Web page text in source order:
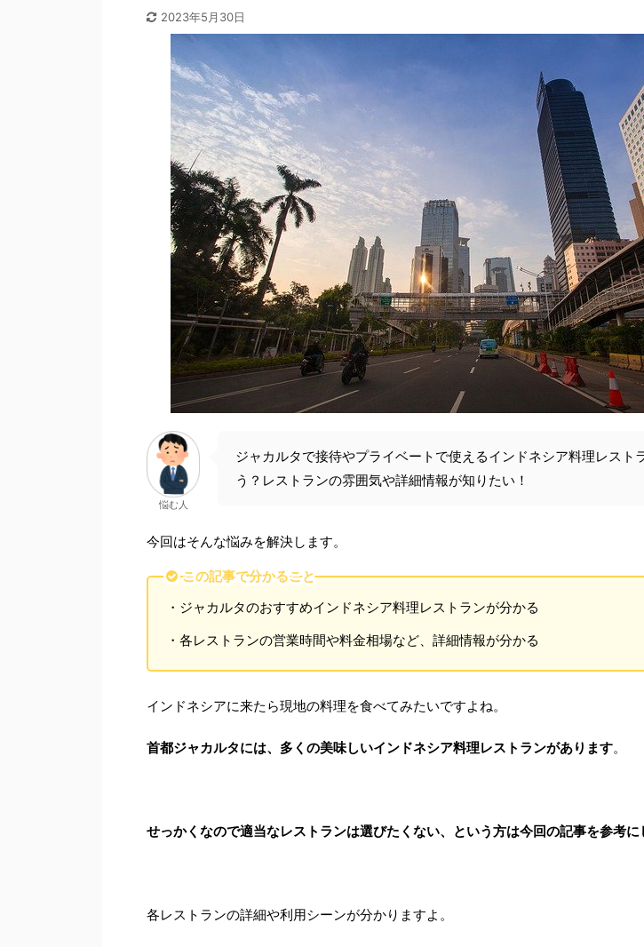
2023年5月30日
悩む人
ジャカルタで接待やプライベートで使えるインドネシア料理レスト
う？レストランの雰囲気や詳細情報が知りたい！
今回はそんな悩みを解決します。
この記事で分かること
・ジャカルタのおすすめインドネシア料理レストランが分かる
・各レストランの営業時間や料金相場など、詳細情報が分かる
インドネシアに来たら現地の料理を食べてみたいですよね。
首都ジャカルタには、 多くの美味しいインドネシア料理レストランがあります。
せっかくなので適当なレストランは選びたくない、という方は今回の記事を参考
各レストランの詳細や利用シーンが分かりますよ。